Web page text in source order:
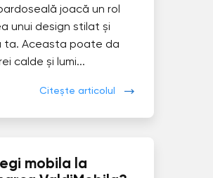
joacă un rol
unui design stilat și
ta. Aceasta poate da
calde și lumi...
Citește articolul
mobila la